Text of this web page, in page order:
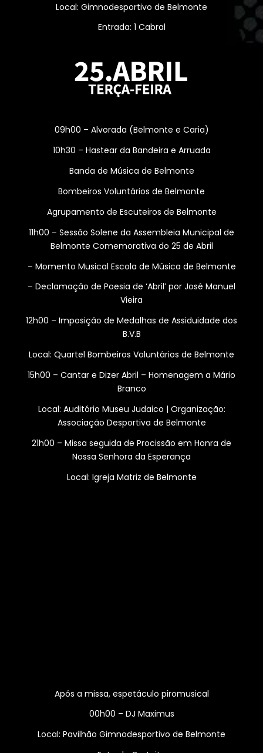
Local: Gimnodesportivo de Belmonte
Entrada: 1 Cabral
09h00 – Alvorada (Belmonte e Caria)
10h30 – Hastear da Bandeira e Arruada
Banda de Música de Belmonte
Bombeiros Voluntários de Belmonte
Agrupamento de Escuteiros de Belmonte
11h00 – Sessão Solene da Assembleia Municipal de
Belmonte Comemorativa do 25 de Abril
– Momento Musical Escola de Música de Belmonte
– Declamação de Poesia de ‘Abril’ por José Manuel
Vieira
12h00 – Imposição de Medalhas de Assiduidade dos
B.V.B
Local: Quartel Bombeiros Voluntários de Belmonte
15h00 – Cantar e Dizer Abril – Homenagem a Mário
Branco
Local: Auditório Museu Judaico | Organização:
Associação Desportiva de Belmonte
21h00 – Missa seguida de Procissão em Honra de
Nossa Senhora da Esperança
Local: Igreja Matriz de Belmonte
Após a missa, espetáculo piromusical
00h00 – DJ Maximus
Local: Pavilhão Gimnodesportivo de Belmonte